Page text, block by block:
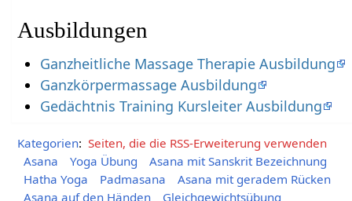
Ausbildungen
Ganzheitliche Massage Therapie Ausbildung
Ganzkörpermassage Ausbildung
Gedächtnis Training Kursleiter Ausbildung
Kategorien: Seiten, die die RSS-Erweiterung verwenden
Asana
Yoga Übung
Asana mit Sanskrit Bezeichnung
Hatha Yoga
Padmasana
Asana mit geradem Rücken
Asana auf den Händen
Gleichgewichtsübung